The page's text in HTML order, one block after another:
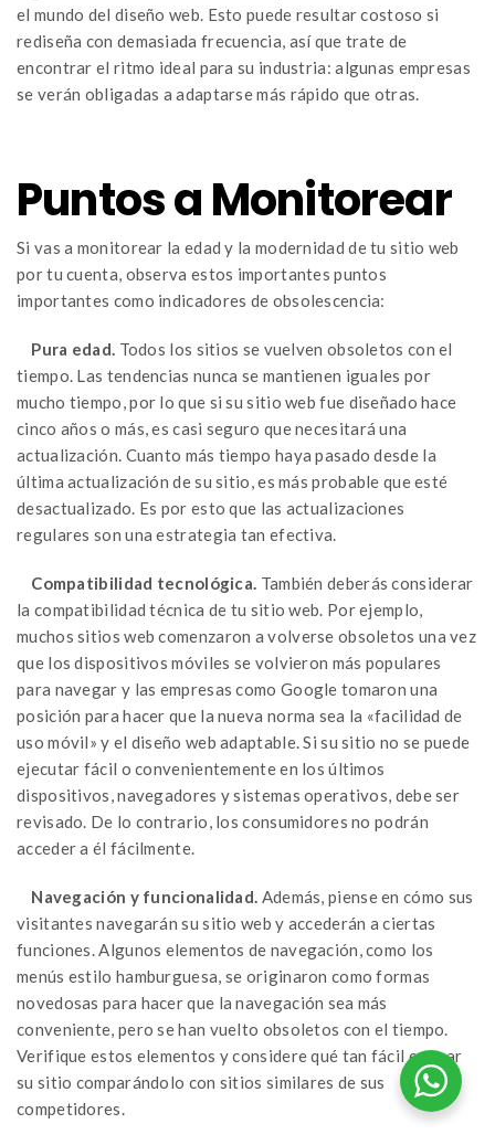
el mundo del diseño web. Esto puede resultar costoso si
rediseña con demasiada frecuencia, así que trate de
encontrar el ritmo ideal para su industria: algunas empresas
se verán obligadas a adaptarse más rápido que otras.
Puntos a Monitorear
Si vas a monitorear la edad y la modernidad de tu sitio web
por tu cuenta, observa estos importantes puntos
importantes como indicadores de obsolescencia:
Pura edad. Todos los sitios se vuelven obsoletos con el
tiempo. Las tendencias nunca se mantienen iguales por
mucho tiempo, por lo que si su sitio web fue diseñado hace
cinco años o más, es casi seguro que necesitará una
actualización. Cuanto más tiempo haya pasado desde la
última actualización de su sitio, es más probable que esté
desactualizado. Es por esto que las actualizaciones
regulares son una estrategia tan efectiva.
Compatibilidad tecnológica. También deberás considerar
la compatibilidad técnica de tu sitio web. Por ejemplo,
muchos sitios web comenzaron a volverse obsoletos una vez
que los dispositivos móviles se volvieron más populares
para navegar y las empresas como Google tomaron una
posición para hacer que la nueva norma sea la «facilidad de
uso móvil» y el diseño web adaptable. Si su sitio no se puede
ejecutar fácil o convenientemente en los últimos
dispositivos, navegadores y sistemas operativos, debe ser
revisado. De lo contrario, los consumidores no podrán
acceder a él fácilmente.
Navegación y funcionalidad. Además, piense en cómo sus
visitantes navegarán su sitio web y accederán a ciertas
funciones. Algunos elementos de navegación, como los
menús estilo hamburguesa, se originaron como formas
novedosas para hacer que la navegación sea más
conveniente, pero se han vuelto obsoletos con el tiempo.
Verifique estos elementos y considere qué tan fácil es usar
su sitio comparándolo con sitios similares de sus
competidores.